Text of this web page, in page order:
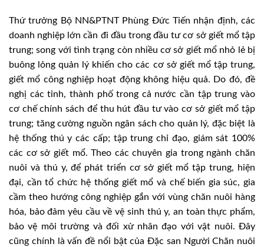
Thứ trưởng Bộ NN&PTNT Phùng Đức Tiến nhận định, các
doanh nghiệp lớn cần đi đầu trong đầu tư cơ sở giết mổ tập
trung; song với tình trạng còn nhiều cơ sở giết mổ nhỏ lẻ bị
buông lỏng quản lý khiến cho các cơ sở giết mổ tập trung,
giết mổ công nghiệp hoạt động không hiệu quả. Do đó, đề
nghị các tỉnh, thành phố trong cả nước cần tập trung vào
cơ chế chính sách để thu hút đầu tư vào cơ sở giết mổ tập
trung; tăng cường nguồn ngân sách cho quản lý, đặc biệt là
hệ thống thú y các cấp; tập trung chỉ đạo, giám sát 100%
các cơ sở giết mổ. Theo các chuyên gia trong ngành chăn
nuôi và thú y, để phát triển cơ sở giết mổ tập trung, hiện
đại, cần tổ chức hệ thống giết mổ và chế biến gia súc, gia
cầm theo hướng công nghiệp gắn với vùng chăn nuôi hàng
hóa, bảo đảm yêu cầu về vệ sinh thú y, an toàn thực phẩm,
bảo vệ môi trường và đối xử nhân đạo với vật nuôi. Đây
cũng chính là vấn đề nổi bật của Đặc san Người Chăn nuôi